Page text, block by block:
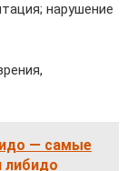
нарушение
— самые